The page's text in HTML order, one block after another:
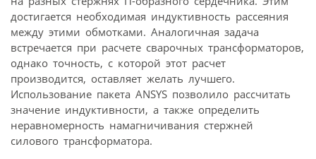
достигается необходимая индуктивность рассеяния
между этими обмотками. Аналогичная задача
встречается при расчете сварочных трансформаторов,
однако точность, с которой этот расчет
производится, оставляет желать лучшего.
Использование пакета ANSYS позволило рассчитать
значение индуктивности, а также определить
неравномерность намагничивания стержней
силового трансформатора.